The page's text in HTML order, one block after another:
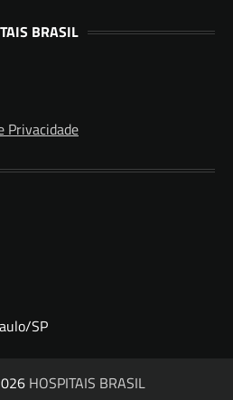
BRASIL
Privacidade
SP
HOSPITAIS BRASIL